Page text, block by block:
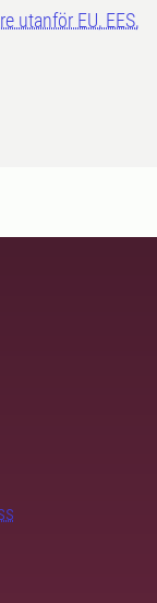
utanför EU, EES,